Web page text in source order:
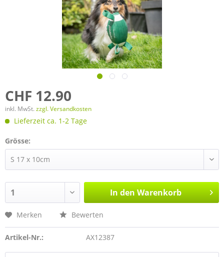
CHF 12.90
inkl. MwSt. zzgl. Versandkosten
Lieferzeit ca. 1-2 Tage
Grösse:
In den Warenkorb
Merken Bewerten
Artikel-Nr.: AX12387